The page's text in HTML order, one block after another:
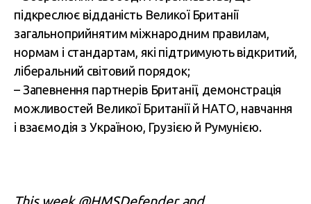
підкреслює відданість Великої Британії
загальноприйнятим міжнародним правилам,
нормам і стандартам, які підтримують відкритий,
ліберальний світовий порядок;
– Запевнення партнерів Британії, демонстрація
можливостей Великої Британії й НАТО, навчання
і взаємодія з Україною, Грузією й Румунією.